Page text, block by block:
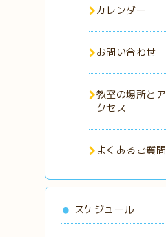
カレンダー
お問い合わせ
教室の場所とア
クセス
よくあるご質問
スケジュール